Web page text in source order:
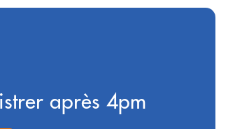
après 4pm